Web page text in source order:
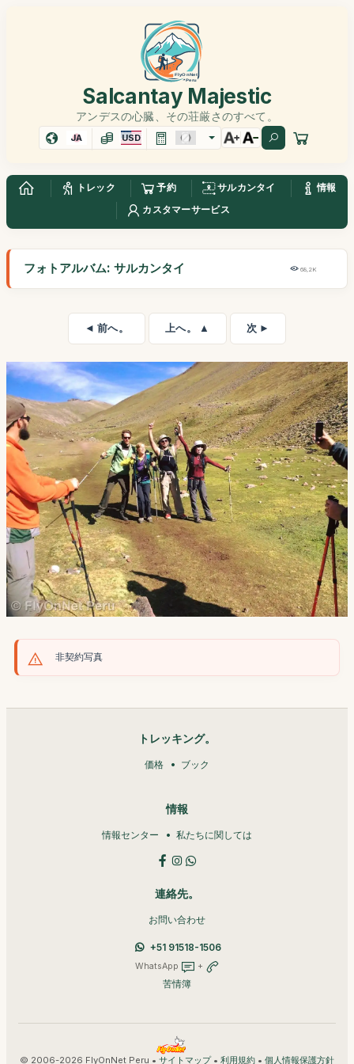
Salcantay Majestic
アンデスの心臓、その荘厳さのすべて。
JA USD
トレック 予約 サルカンタイ
情報
カスタマーサービス
フォトアルバム: サルカンタイ 68,2K
◄ 前へ。 上へ。 ▲ 次 ►
非契約写真
トレッキング。
価格 ブック
情報
情報センター 私たちに関しては
連絡先。
お問い合わせ
+51 91518-1506
WhatsApp +
苦情簿
© 2006-2026 FlyOnNet Peru • サイトマップ• 利用規約 • 個人情報保護方針